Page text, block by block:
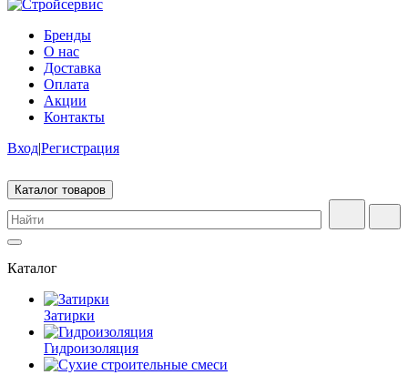
Бренды
О нас
Доставка
Оплата
Акции
Контакты
Вход|Регистрация
Каталог товаров
Каталог
Затирки
Гидроизоляция